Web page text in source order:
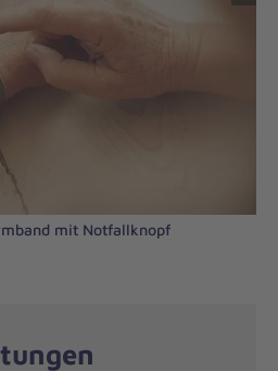
mit Notfallknopf